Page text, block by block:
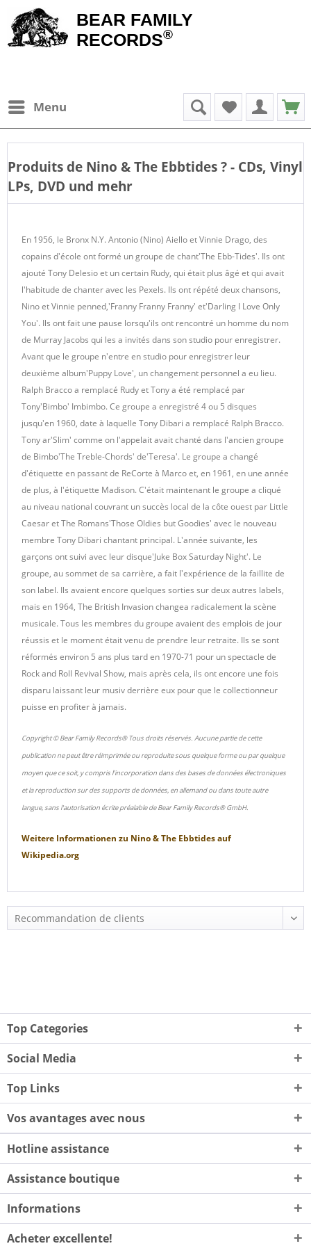
BEAR FAMILY
RECORDS®
Menu
Produits de Nino & The Ebbtides? - CDs, Vinyl
LPs, DVD und mehr
En 1956, le Bronx N.Y. Antonio (Nino) Aiello et Vinnie Drago, des
copains d'école ont formé un groupe de chant'The Ebb-Tides'. Ils ont
ajouté Tony Delesio et un certain Rudy, qui était plus âgé et qui avait
l'habitude de chanter avec les Pexels. Ils ont répété deux chansons,
Nino et Vinnie penned,'Franny Franny Franny' et'Darling I Love Only
You'. Ils ont fait une pause lorsqu'ils ont rencontré un homme du nom
de Murray Jacobs qui les a invités dans son studio pour enregistrer.
Avant que le groupe n'entre en studio pour enregistrer leur
deuxième album'Puppy Love', un changement personnel a eu lieu.
Ralph Bracco a remplacé Rudy et Tony a été remplacé par
Tony'Bimbo' Imbimbo. Ce groupe a enregistré 4 ou 5 disques
jusqu'en 1960, date à laquelle Tony Dibari a remplacé Ralph Bracco.
Tony ar'Slim' comme on l'appelait avait chanté dans l'ancien groupe
de Bimbo'The Treble-Chords' de'Teresa'. Le groupe a changé
d'étiquette en passant de ReCorte à Marco et, en 1961, en une année
de plus, à l'étiquette Madison. C'était maintenant le groupe a cliqué
au niveau national couvrant un succès local de la côte ouest par Little
Caesar et The Romans'Those Oldies but Goodies' avec le nouveau
membre Tony Dibari chantant principal. L'année suivante, les
garçons ont suivi avec leur disque'Juke Box Saturday Night'. Le
groupe, au sommet de sa carrière, a fait l'expérience de la faillite de
son label. Ils avaient encore quelques sorties sur deux autres labels,
mais en 1964, The British Invasion changea radicalement la scène
musicale. Tous les membres du groupe avaient des emplois de jour
réussis et le moment était venu de prendre leur retraite. Ils se sont
réformés environ 5 ans plus tard en 1970-71 pour un spectacle de
Rock and Roll Revival Show, mais après cela, ils ont encore une fois
disparu laissant leur musiv derrière eux pour que le collectionneur
puisse en profiter à jamais.
Copyright © Bear Family Records® Tous droits réservés. Aucune partie de cette
publication ne peut être réimprimée ou reproduite sous quelque forme ou par quelque
moyen que ce soit, y compris l'incorporation dans des bases de données électroniques
et la reproduction sur des supports de données, en allemand ou dans toute autre
langue, sans l'autorisation écrite préalable de Bear Family Records® GmbH.
Weitere Informationen zu Nino & The Ebbtidesauf
Wikipedia.org
Top Categories
Social Media
Top Links
Vos avantages avec nous
Hotline assistance
Assistance boutique
Informations
Acheter excellente!